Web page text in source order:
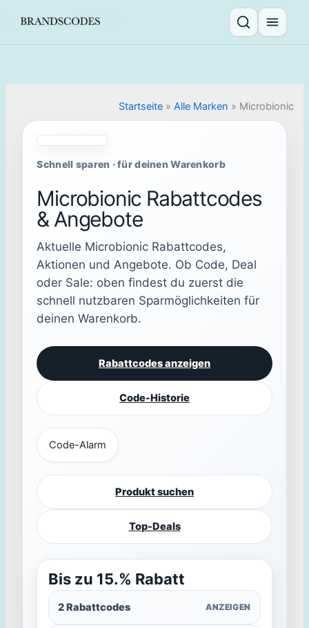
Suche öffnen
Menü
Startseite» Alle Marken » Microbionic
Schnell sparen · für deinen Warenkorb
Microbionic Rabattcodes
& Angebote
Aktuelle Microbionic Rabattcodes,
Aktionen und Angebote. Ob Code, Deal
oder Sale: oben findest du zuerst die
schnell nutzbaren Sparmöglichkeiten für
deinen Warenkorb.
Rabattcodes anzeigen
Code-Historie
Code-Alarm
Produkt suchen
Top-Deals
Bis zu 15.% Rabatt
2 Rabattcodes ANZEIGEN